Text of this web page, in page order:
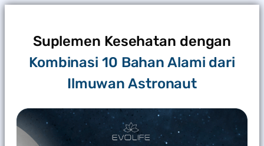
Suplemen Kesehatan dengan
Kombinasi 10 Bahan Alami dari
Ilmuwan Astronaut